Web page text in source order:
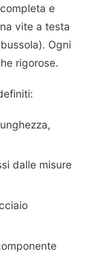
e
vite a testa
Ogni
rigorose.
dalle misure